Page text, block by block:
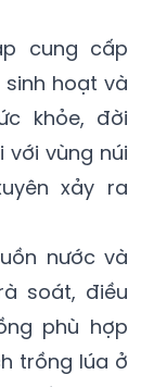
chức thực
từng hệ
cung cấp
hoạt và
khỏe, đời
vùng núi
xảy ra
nước và
soát, điều